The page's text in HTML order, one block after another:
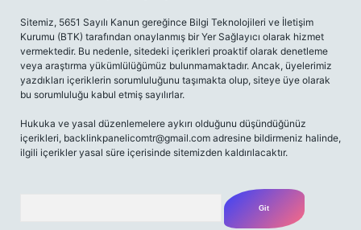
Sitemiz, 5651 Sayılı Kanun gereğince Bilgi Teknolojileri ve İletişim
Kurumu (BTK) tarafından onaylanmış bir Yer Sağlayıcı olarak hizmet
vermektedir. Bu nedenle, sitedeki içerikleri proaktif olarak denetleme
veya araştırma yükümlülüğümüz bulunmamaktadır. Ancak, üyelerimiz
yazdıkları içeriklerin sorumluluğunu taşımakta olup, siteye üye olarak
bu sorumluluğu kabul etmiş sayılırlar.
Hukuka ve yasal düzenlemelere aykırı olduğunu düşündüğünüz
içerikleri, backlinkpanelicomtr@gmail.com adresine bildirmeniz halinde,
ilgili içerikler yasal süre içerisinde sitemizden kaldırılacaktır.